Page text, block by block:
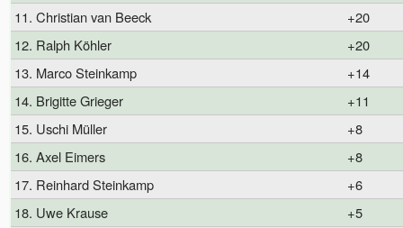
11. Christian van Beeck
+20
12. Ralph Köhler
+20
13. Marco Steinkamp
+14
14. Brigitte Grieger
+11
15. Uschi Müller
+8
16. Axel Eimers
+8
17. Reinhard Steinkamp
+6
18. Uwe Krause
+5